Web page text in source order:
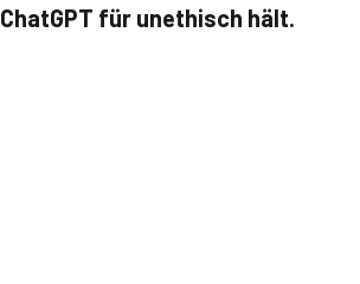
ChatGPT für unethisch hält.